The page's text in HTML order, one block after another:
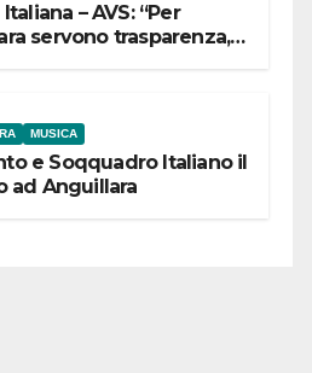
– AVS: “Per
servono trasparenza,
MUSICA
e Soqquadro Italiano il
ad Anguillara